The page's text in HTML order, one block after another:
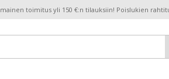
toimitus yli 150 €:n tilauksiin! Poislukien